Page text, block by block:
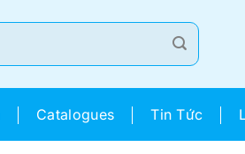
Catalogues Tin Tức